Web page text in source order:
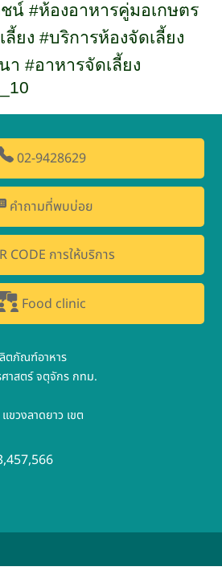
น์ #ห้องอาหารคู่มอเกษตร
ลี้ยง #บริการห้องจัดเลี้ยง
า #อาหารจัดเลี้ยง
02-9428629
คำถามที่พบบ่อย
CODE การให้บริการ
Food clinic
ตภัณฑ์อาหาร
าสตร์ จตุจักร กทม.
ขวงลาดยาว เขต